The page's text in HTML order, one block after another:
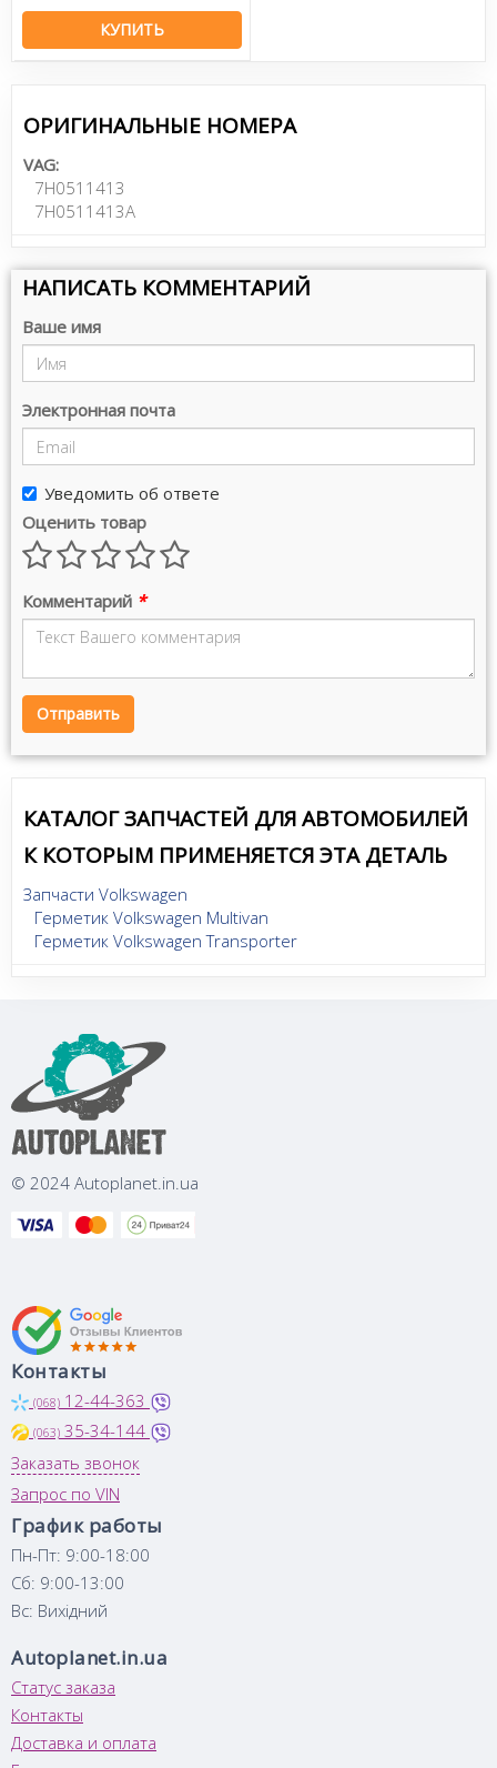
КУПИТЬ
ОРИГИНАЛЬНЫЕ НОМЕРА
VAG:
7H0511413
7H0511413A
НАПИСАТЬ КОММЕНТАРИЙ
Ваше имя
Электронная почта
Уведомить об ответе
Оценить товар
Комментарий *
Отправить
КАТАЛОГ ЗАПЧАСТЕЙ ДЛЯ АВТОМОБИЛЕЙ
К КОТОРЫМ ПРИМЕНЯЕТСЯ ЭТА ДЕТАЛЬ
Запчасти Volkswagen
Герметик Volkswagen Multivan
Герметик Volkswagen Transporter
© 2024 Autoplanet.in.ua
Контакты
(068) 12-44-363
(063) 35-34-144
Заказать звонок
Запрос по VIN
График работы
Пн-Пт: 9:00-18:00
Сб: 9:00-13:00
Вс: Вихідний
Autoplanet.in.ua
Статус заказа
Контакты
Доставка и оплата